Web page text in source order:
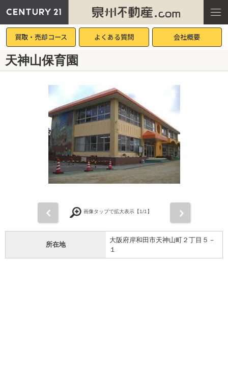
買取・売却コース よくある質問 会社概要
天神山保育園
画像タップで拡大表示【1/1】
所在地
大阪府岸和田市天神山町２丁目５－
１